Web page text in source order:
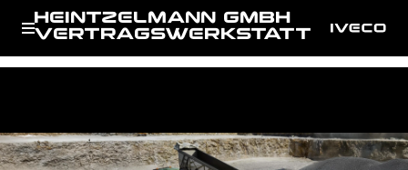
HEINTZELMANN GMBH
VERTRAGSWERKSTATT